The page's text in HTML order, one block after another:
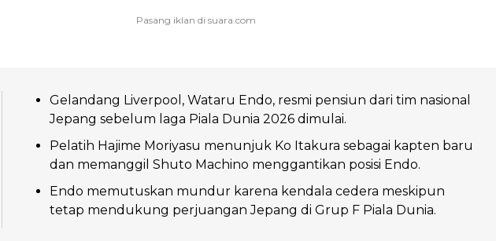
Gelandang Liverpool, Wataru Endo, resmi pensiun dari tim nasional
Jepang sebelum laga Piala Dunia 2026 dimulai.
Pelatih Hajime Moriyasu menunjuk Ko Itakura sebagai kapten baru
dan memanggil Shuto Machino menggantikan posisi Endo.
Endo memutuskan mundur karena kendala cedera meskipun
tetap mendukung perjuangan Jepang di Grup F Piala Dunia.